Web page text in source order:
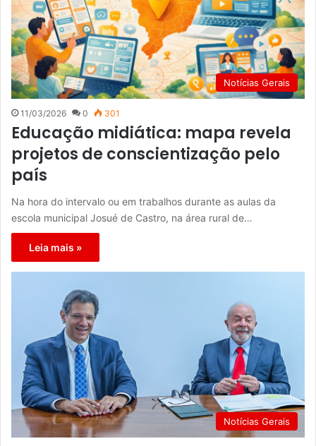
Notícias Gerais
11/03/2026 0 301
Educação midiática: mapa revela
projetos de conscientização pelo
país
Na hora do intervalo ou em trabalhos durante as aulas da
escola municipal Josué de Castro, na área rural de…
Leia mais »
Notícias Gerais